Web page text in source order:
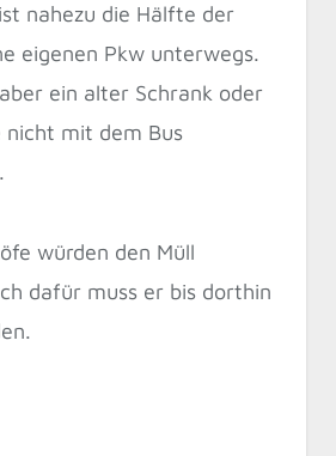
nahezu die Hälfte der
eigenen Pkw unterwegs.
ein alter Schrank oder
nicht mit dem Bus
würden den Müll
dafür muss er bis dorthin